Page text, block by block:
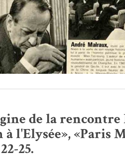
de la
l'Elysée», «Paris
25.